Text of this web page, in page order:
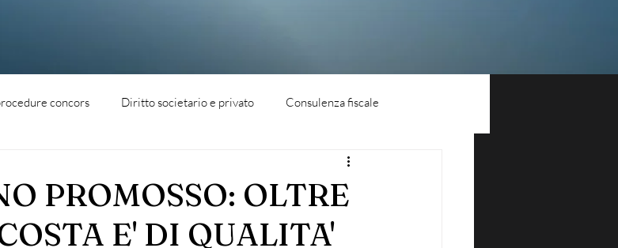
concors Diritto societario e privato Consulenza fiscale
PROMOSSO: OLTRE
E' DI QUALITA'